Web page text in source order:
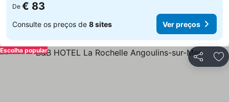
De € 83
Consulte os preços de 8 sites Ver preços
Partilhar
Escolha popular